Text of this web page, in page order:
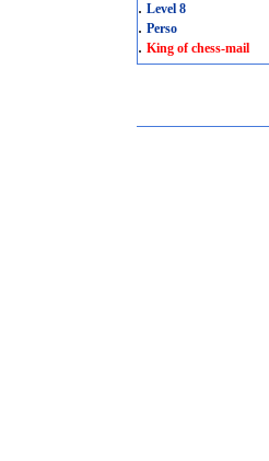
. Level 8
. Perso
. King of chess-mail